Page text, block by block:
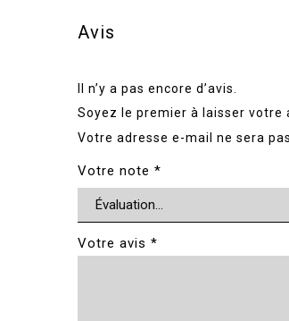
Avis
Il n’y a pas encore d’avis.
Soyez le premier à laisser votre
Votre adresse e-mail ne sera
Votre note *
Votre avis *